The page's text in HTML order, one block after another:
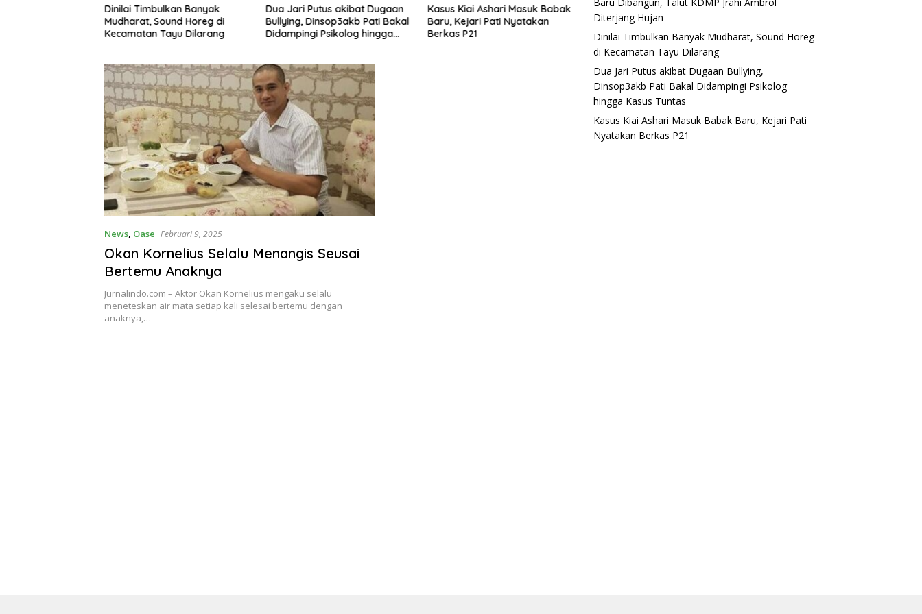
Dinilai Timbulkan Banyak
Mudharat, Sound Horeg di
Kecamatan Tayu Dilarang
Dua Jari Putus akibat Dugaan
Bullying, Dinsop3akb Pati Bakal
Didampingi Psikolog hingga
Kasus Kiai Ashari Masuk Babak
Baru, Kejari Pati Nyatakan
Berkas P21
Parkir Pekan Kreasi Pati
Mendadak Rp10 Ribu, Dishub:
Itu Pungli!
Dugaan Bullying Brutal di MTs
hingga Jarinya Putus
News, Oase Februari 9, 2025
Okan Kornelius Selalu Menangis Seusai
Bertemu Anaknya
Jurnalindo.com – Aktor Okan Kornelius mengaku selalu
meneteskan air mata setiap kali selesai bertemu dengan
anaknya,…
Diterjang Hujan
Dinilai Timbulkan Banyak Mudharat, Sound Horeg
di Kecamatan Tayu Dilarang
Dua Jari Putus akibat Dugaan Bullying,
Dinsop3akb Pati Bakal Didampingi Psikolog
hingga Kasus Tuntas
Kasus Kiai Ashari Masuk Babak Baru, Kejari Pati
Nyatakan Berkas P21